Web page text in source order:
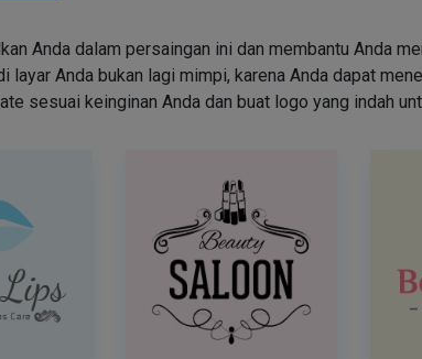
Anda dalam persaingan ini dan membantu Anda
layar Anda bukan lagi mimpi, karena Anda dapat
sesuai keinginan Anda dan buat logo yang indah